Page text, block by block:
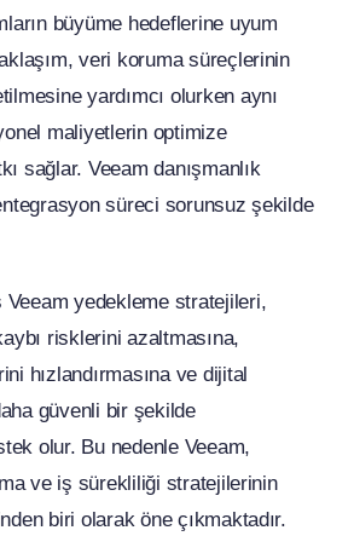
büyüme hedeflerine uyum
veri koruma süreçlerinin
yardımcı olurken aynı
maliyetlerin optimize
sağlar. Veeam danışmanlık
süreci sorunsuz şekilde
Veeam yedekleme stratejileri,
risklerini azaltmasına,
hızlandırmasına ve dijital
güvenli bir şekilde
olur. Bu nedenle Veeam,
ve iş sürekliliği stratejilerinin
biri olarak öne çıkmaktadır.